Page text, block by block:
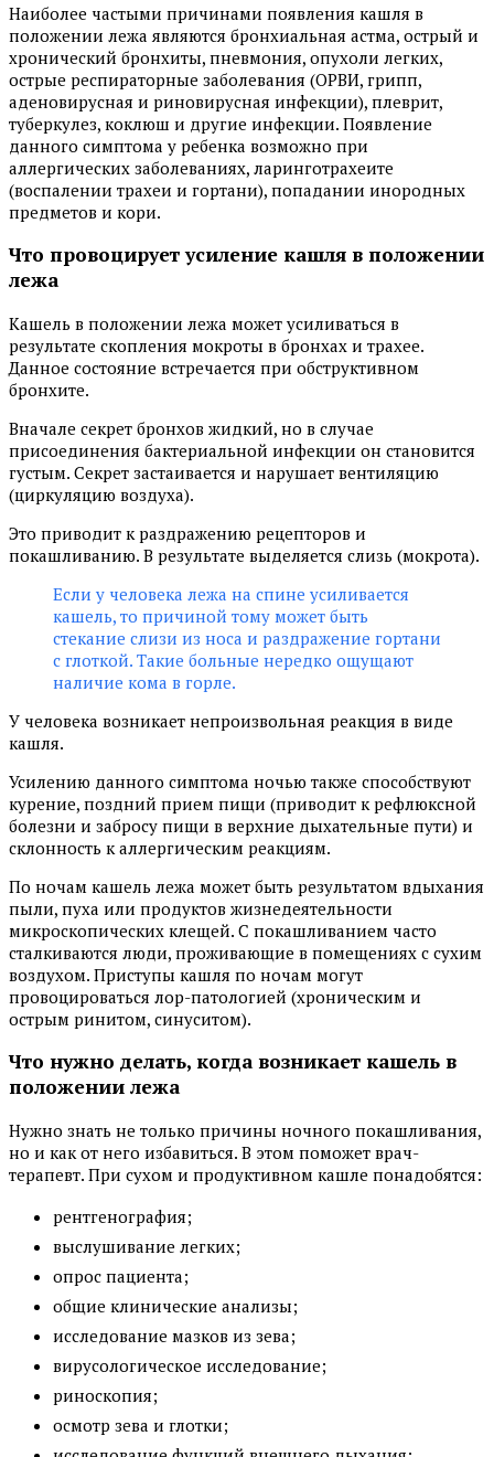
Наиболее частыми причинами появления кашля в
положении лежа являются бронхиальная астма, острый и
хронический бронхиты, пневмония, опухоли легких,
острые респираторные заболевания (ОРВИ, грипп,
аденовирусная и риновирусная инфекции), плеврит,
туберкулез, коклюш и другие инфекции. Появление
данного симптома у ребенка возможно при
аллергических заболеваниях, ларинготрахеите
(воспалении трахеи и гортани), попадании инородных
предметов и кори.
Что провоцирует усиление кашля в положении
лежа
Кашель в положении лежа может усиливаться в
результате скопления мокроты в бронхах и трахее.
Данное состояние встречается при обструктивном
бронхите.
Вначале секрет бронхов жидкий, но в случае
присоединения бактериальной инфекции он становится
густым. Секрет застаивается и нарушает вентиляцию
(циркуляцию воздуха).
Это приводит к раздражению рецепторов и
покашливанию. В результате выделяется слизь (мокрота).
Если у человека лежа на спине усиливается
кашель, то причиной тому может быть
стекание слизи из носа и раздражение гортани
с глоткой. Такие больные нередко ощущают
наличие кома в горле.
У человека возникает непроизвольная реакция в виде
кашля.
Усилению данного симптома ночью также способствуют
курение, поздний прием пищи (приводит к рефлюксной
болезни и забросу пищи в верхние дыхательные пути) и
склонность к аллергическим реакциям.
По ночам кашель лежа может быть результатом вдыхания
пыли, пуха или продуктов жизнедеятельности
микроскопических клещей. С покашливанием часто
сталкиваются люди, проживающие в помещениях с сухим
воздухом. Приступы кашля по ночам могут
провоцироваться лор-патологией (хроническим и
острым ринитом, синуситом).
Что нужно делать, когда возникает кашель в
положении лежа
Нужно знать не только причины ночного покашливания,
но и как от него избавиться. В этом поможет врач-
терапевт. При сухом и продуктивном кашле понадобятся:
рентгенография;
выслушивание легких;
опрос пациента;
общие клинические анализы;
исследование мазков из зева;
вирусологическое исследование;
риноскопия;
осмотр зева и глотки;